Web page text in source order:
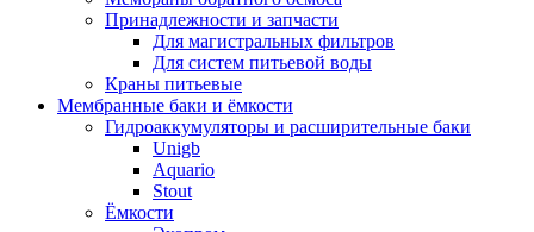
Принадлежности и запчасти
Для магистральных фильтров
Для систем питьевой воды
Краны питьевые
Мембранные баки и ёмкости
Гидроаккумуляторы и расширительные баки
Unigb
Aquario
Stout
Ёмкости